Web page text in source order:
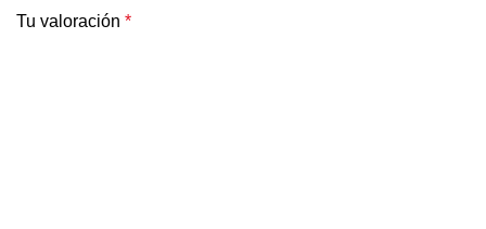
Tu valoración *